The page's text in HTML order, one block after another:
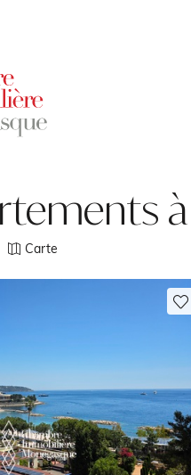
Carte